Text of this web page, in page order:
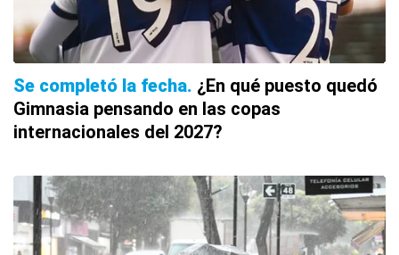
Se completó la fecha ¿En qué puesto quedó
Gimnasia pensando en las copas
internacionales del 2027?